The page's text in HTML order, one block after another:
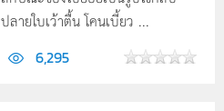
ปลายใบเว้าตื้น โคนเบี้ยว ...
6,295